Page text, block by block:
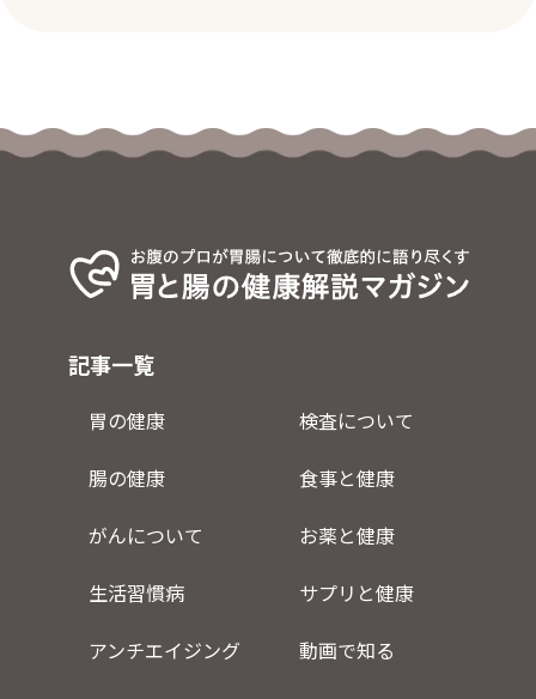
記事一覧
胃の健康
検査について
腸の健康
食事と健康
がんについて
お薬と健康
生活習慣病
サプリと健康
アンチエイジング
動画で知る